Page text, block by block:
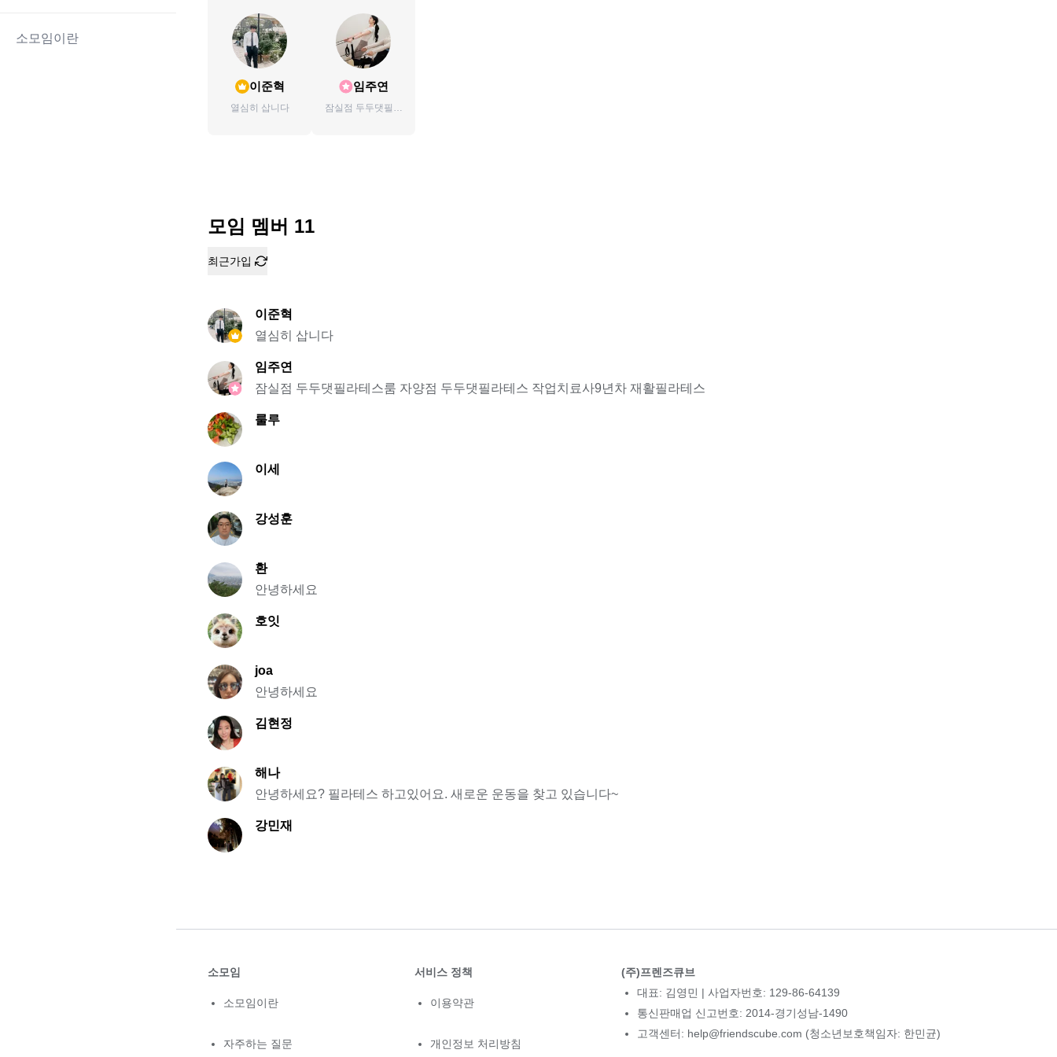
소모임이란
이준혁
열심히 삽니다
임주연
잠실점 두두댓필라
모임 멤버 11
최근가입
이준혁
열심히 삽니다
임주연
잠실점 두두댓필라테스룸 자양점 두두댓필라테스 작업치료사9년차 재활필라테스
룰루
이세
강성훈
환
안녕하세요
호잇
joa
안녕하세요
김현정
해나
안녕하세요? 필라테스 하고있어요. 새로운 운동을 찾고 있습니다~
강민재
소모임
소모임이란
자주하는 질문
서비스 정책
이용약관
개인정보 처리방침
(주)프렌즈큐브
대표: 김영민 | 사업자번호: 129-86-64139
통신판매업 신고번호: 2014-경기성남-1490
고객센터: help@friendscube.com (청소년보호책임자: 한민균)